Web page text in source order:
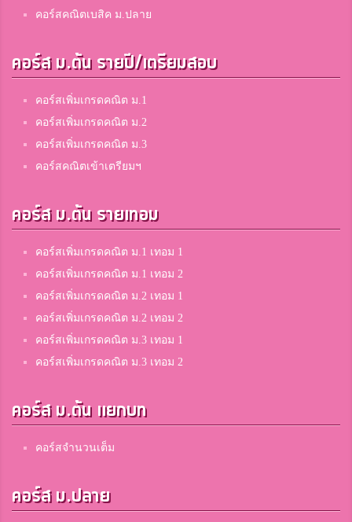
คอร์สคณิตเบสิค ม.ปลาย
คอร์ส ม.ต้น รายปี/เตรียมสอบ
คอร์สเพิ่มเกรดคณิต ม.1
คอร์สเพิ่มเกรดคณิต ม.2
คอร์สเพิ่มเกรดคณิต ม.3
คอร์สคณิตเข้าเตรียมฯ
คอร์ส ม.ต้น รายเทอม
คอร์สเพิ่มเกรดคณิต ม.1 เทอม 1
คอร์สเพิ่มเกรดคณิต ม.1 เทอม 2
คอร์สเพิ่มเกรดคณิต ม.2 เทอม 1
คอร์สเพิ่มเกรดคณิต ม.2 เทอม 2
คอร์สเพิ่มเกรดคณิต ม.3 เทอม 1
คอร์สเพิ่มเกรดคณิต ม.3 เทอม 2
คอร์ส ม.ต้น แยกบท
คอร์สจำนวนเต็ม
คอร์ส ม.ปลาย